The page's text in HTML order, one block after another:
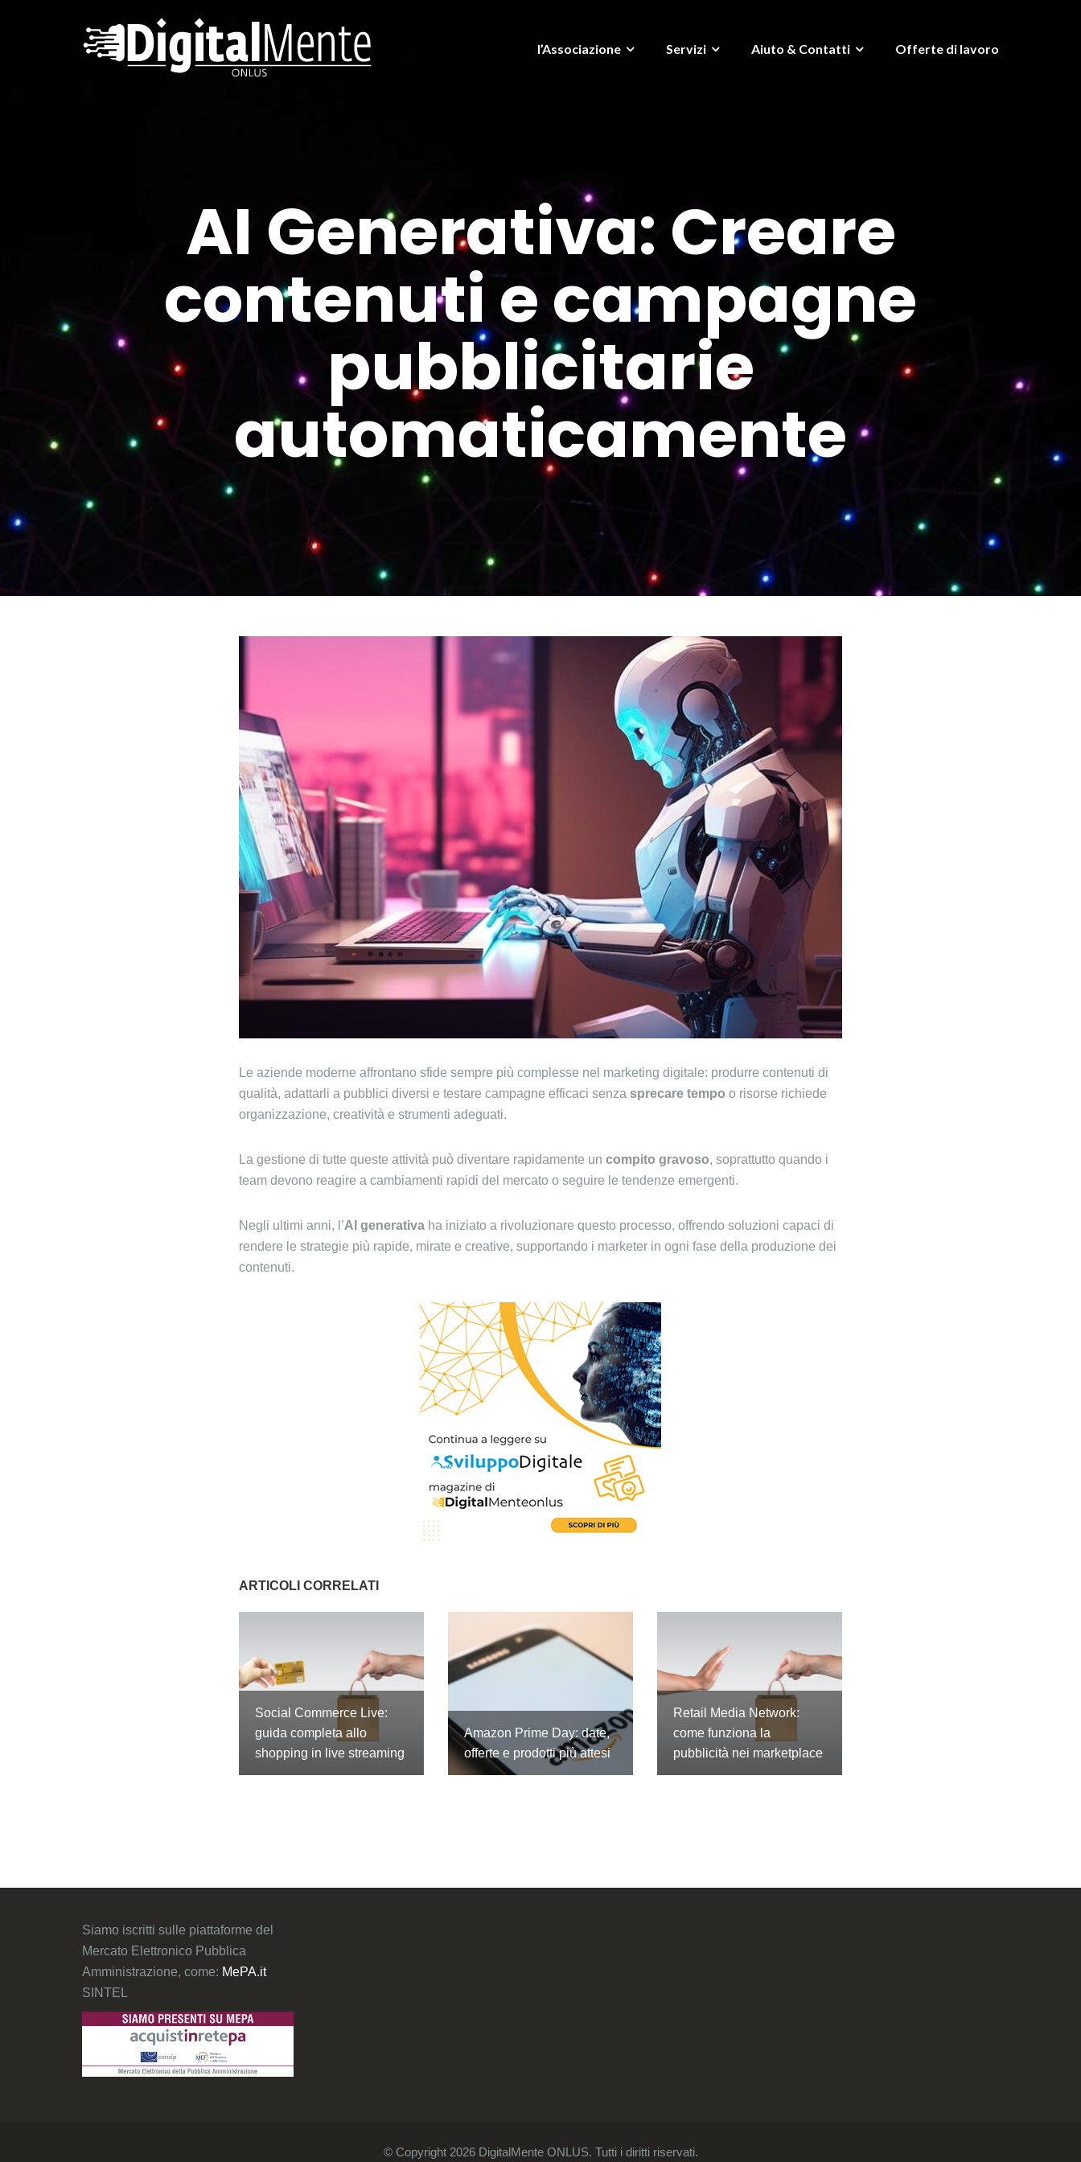
l’Associazione Servizi Aiuto & Contatti Offerte di lavoro
AI Generativa: Creare
contenuti e campagne
pubblicitarie
automaticamente
Le aziende moderne affrontano sfide sempre più complesse nel marketing digitale: produrre contenuti di
qualità, adattarli a pubblici diversi e testare campagne efficaci senza sprecare tempo o risorse richiede
organizzazione, creatività e strumenti adeguati.
La gestione di tutte queste attività può diventare rapidamente un compito gravoso, soprattutto quando i
team devono reagire a cambiamenti rapidi del mercato o seguire le tendenze emergenti.
Negli ultimi anni, l’AI generativa ha iniziato a rivoluzionare questo processo, offrendo soluzioni capaci di
rendere le strategie più rapide, mirate e creative, supportando i marketer in ogni fase della produzione dei
contenuti.
ARTICOLI CORRELATI
Social Commerce Live:
guida completa allo
shopping in live streaming
Amazon Prime Day: date,
offerte e prodotti più attesi
Retail Media Network:
come funziona la
pubblicità nei marketplace
Siamo iscritti sulle piattaforme del
Mercato Elettronico Pubblica
Amministrazione, come: MePA.it
SINTEL
© Copyright 2026 DigitalMente ONLUS. Tutti i diritti riservati.